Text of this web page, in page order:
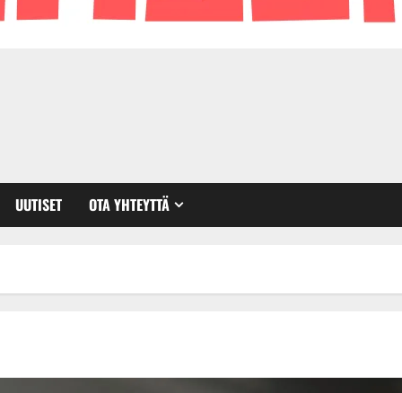
UUTISET OTA YHTEYTTÄ